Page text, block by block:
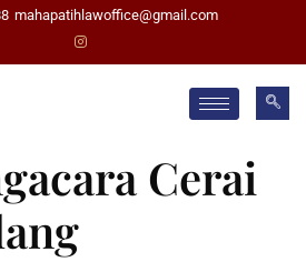
mahapatihlawoffice@gmail.com
Cerai